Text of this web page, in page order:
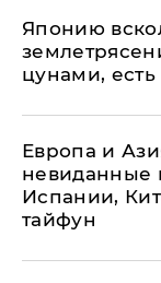
Японию
цунами,
Европа и
невиданные
Испании,
тайфун